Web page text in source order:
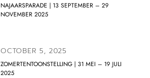
NAJAARSPARADE | 13 SEPTEMBER – 29
NOVEMBER 2025
OCTOBER 5, 2025
ZOMERTENTOONSTELLING | 31 MEI – 19 JULI
2025